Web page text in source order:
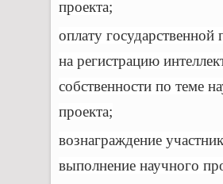
проекта;
оплату
на регистрацию
собственности по теме
проекта;
вознаграждение
выполнение научного